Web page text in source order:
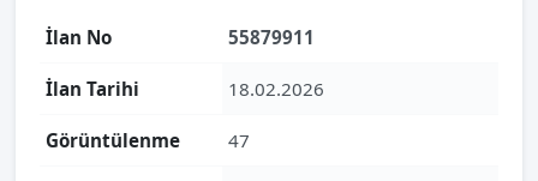
İlan No 55879911
İlan Tarihi 18.02.2026
Görüntülenme 47